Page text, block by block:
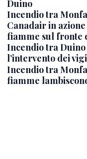
Duino
Incendio tra
Canadair in
fiamme sul fronte
Incendio tra
l’intervento dei
Incendio tra
fiamme